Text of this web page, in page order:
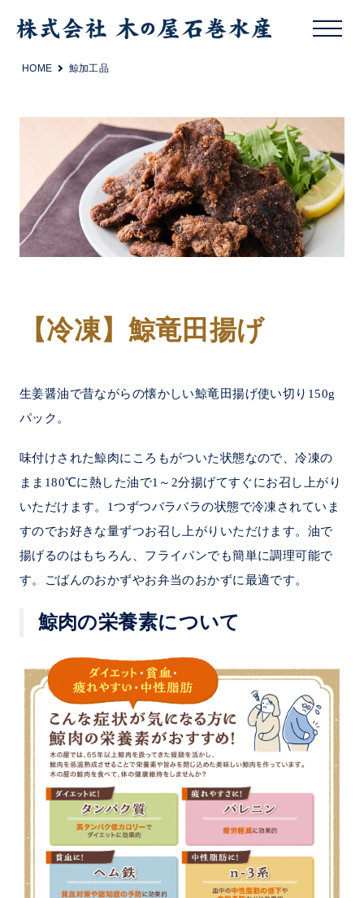
HOME 鯨加工品
【冷凍】鯨竜田揚げ
生姜醤油で昔ながらの懐かしい鯨竜田揚げ使い切り150g
パック。
味付けされた鯨肉にころもがついた状態なので、冷凍の
まま180℃に熱した油で1～2分揚げてすぐにお召し上がり
いただけます。1つずつバラバラの状態で冷凍されていま
すのでお好きな量ずつお召し上がりいただけます。油で
揚げるのはもちろん、フライパンでも簡単に調理可能で
す。ごばんのおかずやお弁当のおかずに最適です。
鯨肉の栄養素について